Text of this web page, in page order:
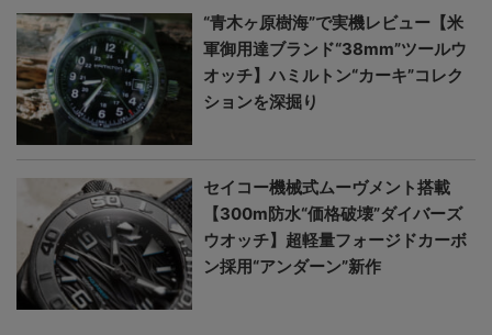
“青木ヶ原樹海”で実機レビュー【米
軍御用達ブランド“38mm”ツールウ
オッチ】ハミルトン“カーキ”コレク
ションを深掘り
セイコー機械式ムーヴメント搭載
【300m防水“価格破壊”ダイバーズ
ウオッチ】超軽量フォージドカーボ
ン採用“アンダーン”新作